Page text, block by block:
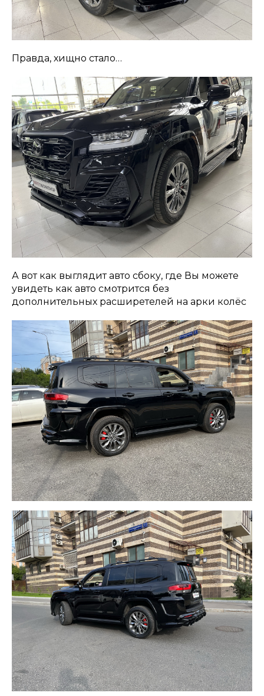
Правда, хищно стало…
А вот как выглядит авто сбоку, где Вы можете
увидеть как авто смотрится без
дополнительных расширетелей на арки колёс